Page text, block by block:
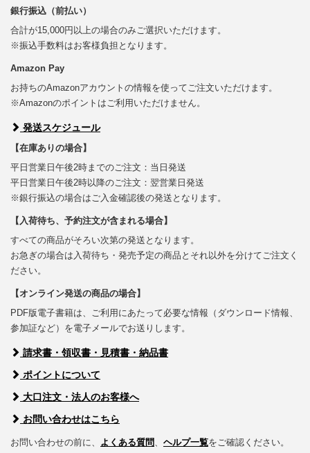
銀行振込（前払い）
合計が15,000円以上の場合のみご選択いただけます。
※振込手数料はお客様負担となります。
Amazon Pay
お持ちのAmazonアカウントの情報を使ってご注文いただけます。
※Amazonのポイントはご利用いただけません。
発送スケジュール
【在庫ありの場合】
平日営業日午後2時までのご注文：当日発送
平日営業日午後2時以降のご注文：翌営業日発送
※銀行振込の場合はご入金確認後の発送となります。
【入荷待ち、予約注文が含まれる場合】
すべての商品がそろい次第の発送となります。
お急ぎの場合は入荷待ち・発売予定の商品とそれ以外を分けてご注文く
ださい。
【オンライン発送の商品の場合】
PDF版電子書籍は、ご利用にあたって必要な情報（ダウンロード情報、
参加証など）を電子メールでお送りします。
請求書・領収書・見積書・納品書
ポイントについて
大口注文・法人のお客様へ
お問い合わせはこちら
お問い合わせの前に、 よくある質問 ヘルプ一覧をご確認ください。